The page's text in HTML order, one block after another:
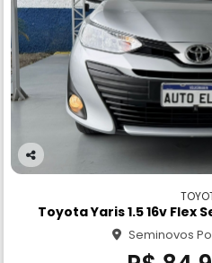
Co
Toyota Yaris 1.5 16v Flex
Seminovos